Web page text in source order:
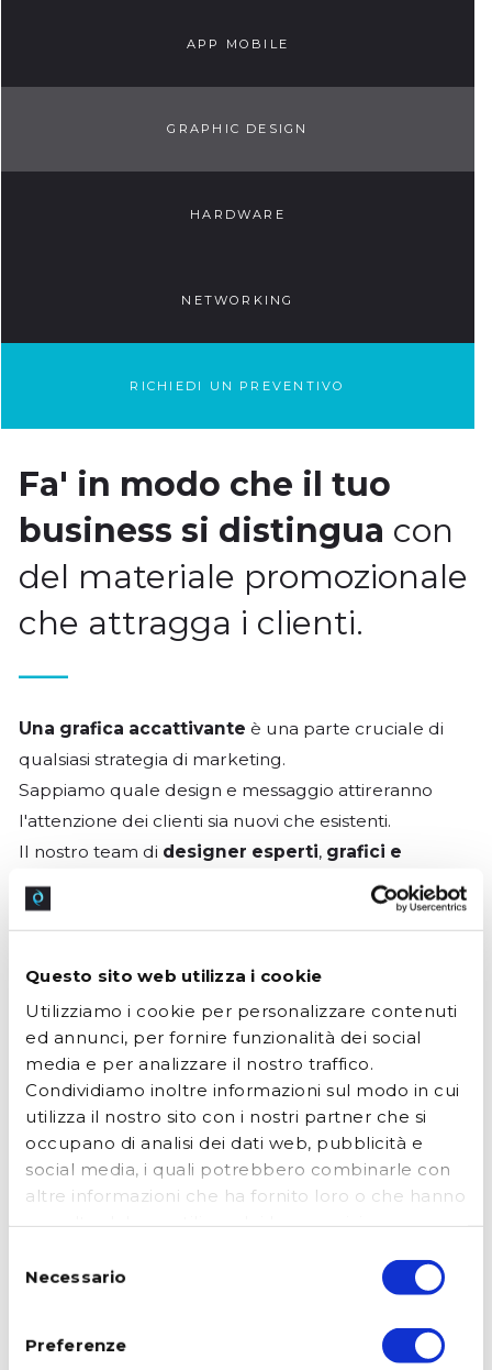
Questo sito web utilizza i cookie
Utilizziamo i cookie per personalizzare contenuti
ed annunci, per fornire funzionalità dei social
media e per analizzare il nostro traffico.
Condividiamo inoltre informazioni sul modo in cui
utilizza il nostro sito con i nostri partner che si
occupano di analisi dei dati web, pubblicità e
social media, i quali potrebbero combinarle con
altre informazioni che ha fornito loro o che hanno
raccolto dal suo utilizzo dei loro servizi.
utilizzare il nostro sito web.
delNecessario
Preferenze
APP MOBILE
GRAPHIC DESIGN
HARDWARE
NETWORKING
RICHIEDI UN PREVENTIVO
Fa' in modo che il tuo
business si distingua con
del materiale promozionale
che attragga i clienti.
Una grafica accattivante è una parte cruciale di
qualsiasi strategia di marketing.
Sappiamo quale design e messaggio attireranno
l'attenzione dei clienti sia nuovi che esistenti.
Il nostro team di designer esperti, grafici e
copywriter
è in grado di progettare e produrre
tutto il materiale di marketing: indipendentemente
possiamo preparare praticamente tutto ciò di cui hai
bisogno per promuovere la tua attività e creare
un'immagine coordinata del marchiotra diversi
media.
Se vuoi sapere che tipo di materiale possiamo fornire
per te, ecco una breve lista delle nostre creazioni più
apprezzate:
biglietti da visita
volantini